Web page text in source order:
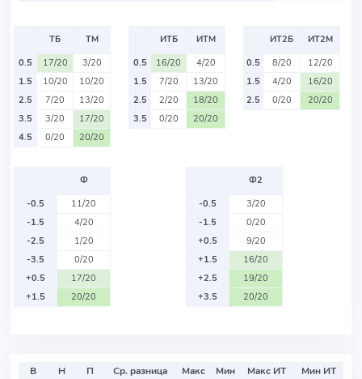
ТБ
ТМ
0.5
17/20
3/20
1.5
10/20
10/20
2.5
7/20
13/20
3.5
3/20
17/20
4.5
0/20 20/20
ИТБ
ИТМ
0.5
16/20
4/20
1.5
7/20
13/20
2.5
2/20
18/20
3.5
0/20 20/20
ИТ2Б
ИТ2М
0.5
8/20
12/20
1.5
4/20
16/20
2.5
0/20 20/20
Ф
-0.5
11/20
-1.5
4/20
-2.5
1/20
-3.5
0/20
+0.5
17/20
+1.5
20/20
Ф2
-0.5
3/20
-1.5
0/20
+0.5
9/20
+1.5
16/20
+2.5
19/20
+3.5
20/20
В Н П Ср. разница Макс Мин Макс ИТ
Мин ИТ